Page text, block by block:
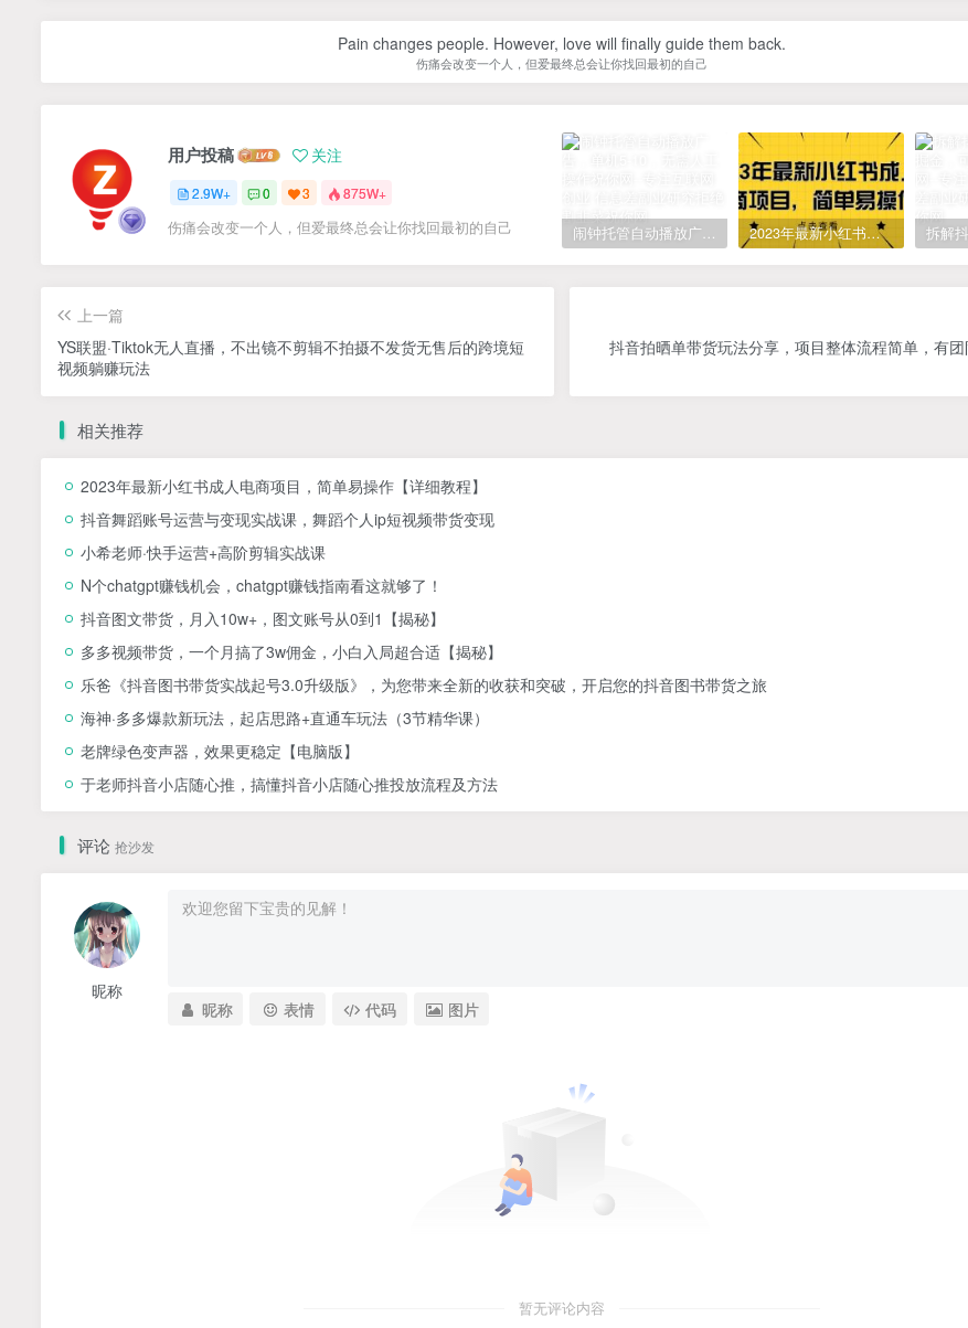
Pain changes people. However, love will finally guide them back.
伤痛会改变一个人，但爱最终总会让你找回最初的自己
用户投稿 关注
2.9W+ 0 3 875W+
伤痛会改变一个人，但爱最终总会让你找回最初的自己 闹钟托管自动播放广告，单机5-10，无需人工操作 2023年最新小红书成人电商项目，简单易操作【详细教程】
上一篇
YS联盟·Tiktok无人直播，不出镜不剪辑不拍摄不发货无售后的跨境短
视频躺赚玩法
抖音拍晒单带货玩法分享，项目整体流程简单，有
相关推荐
2023年最新小红书成人电商项目，简单易操作【详细教程】
抖音舞蹈账号运营与变现实战课，舞蹈个人ip短视频带货变现
小希老师·快手运营+高阶剪辑实战课
N个chatgpt赚钱机会，chatgpt赚钱指南看这就够了！
抖音图文带货，月入10w+，图文账号从0到1【揭秘】
多多视频带货，一个月搞了3w佣金，小白入局超合适【揭秘】
乐爸《抖音图书带货实战起号3.0升级版》，为您带来全新的收获和突破，开启您的抖音图书带货之旅
海神·多多爆款新玩法，​起店思路+直通车玩法（3节精华课）
老牌绿色变声器，效果更稳定【电脑版】
于老师抖音小店随心推，搞懂抖音小店随心推投放流程及方法
评论 抢沙发
昵称
昵称 表情 代码 图片
暂无评论内容